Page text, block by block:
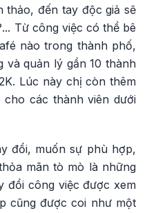
thảo, đến tay độc giả sẽ
Từ công việc có thể bê
nào trong thành phố,
và quản lý gần 10 thành
Lúc này chị còn thêm
các thành viên dưới
đổi, muốn sự phù hợp,
mãn tò mò là những
đổi công việc được xem
cũng được coi như một